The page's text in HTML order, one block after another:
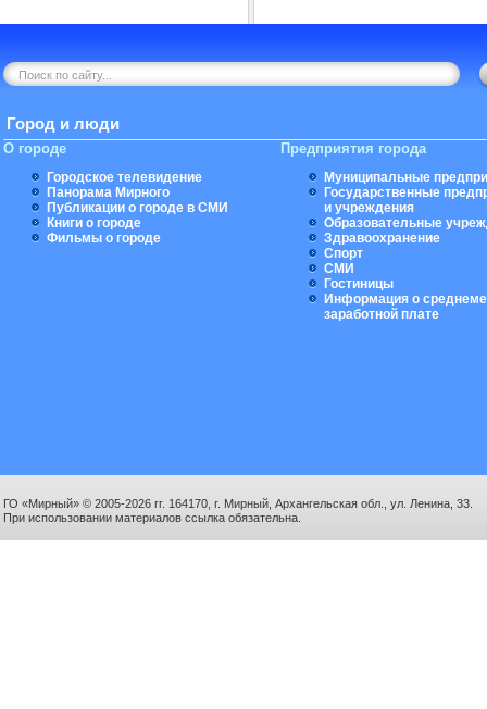
Город и люди
О городе
Городское телевидение
Панорама Мирного
Публикации о городе в СМИ
Книги о городе
Фильмы о городе
Предприятия города
Муниципальные
Государственные
и учреждения
Образовательные
Здравоохранение
Спорт
СМИ
Гостиницы
Информация о
заработной плате
ГО «Мирный» © 2005-2026 гг. 164170, г. Мирный, Архангельская обл., ул. Ленина, 33.
При использовании материалов ссылка обязательна.